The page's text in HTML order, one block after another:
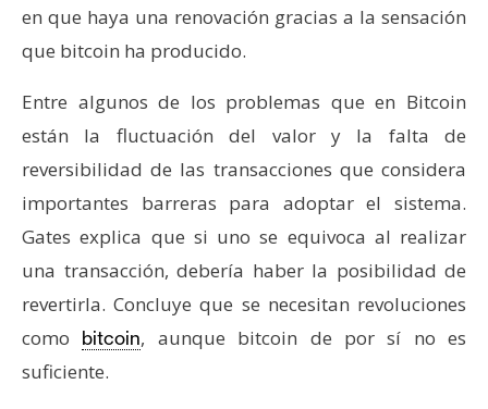
o
i
E
t
h
r
e
u
m
en que haya una renovación gracias a la sensación
que bitcoin ha producido.
Entre algunos de los problemas que en Bitcoin
están la fluctuación del valor y la falta de
reversibilidad de las transacciones que considera
importantes barreras para adoptar el sistema.
Gates explica que si uno se equivoca al realizar
una transacción, debería haber la posibilidad de
revertirla. Concluye que se necesitan revoluciones
como bitcoin, aunque bitcoin de por sí no es
suficiente.